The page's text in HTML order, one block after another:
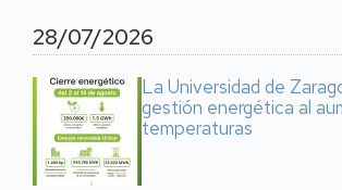
28/07/2026
La Universidad de
gestión energética al
temperaturas